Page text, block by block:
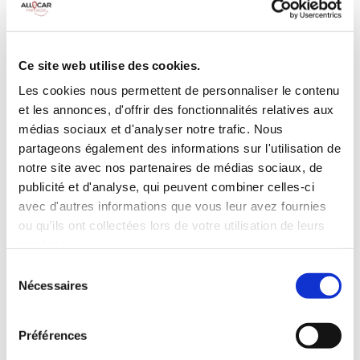
Ce site web utilise des cookies.
Les cookies nous permettent de personnaliser le contenu
et les annonces, d'offrir des fonctionnalités relatives aux
médias sociaux et d'analyser notre trafic. Nous
partageons également des informations sur l'utilisation de
notre site avec nos partenaires de médias sociaux, de
publicité et d'analyse, qui peuvent combiner celles-ci
avec d'autres informations que vous leur avez fournies
ou qu'ils ont collectées lors de votre utilisation de leurs
Nécessaires
Préférences
Galerie de toit Habillage Bois
Camera de recul
Cloison de
INCLUS À LA LOCATION
Killométrage illimité
Assurance tous risques (hors franchise)
Carburant : plein à rendre plein
CONDITIONS DE LOCATION
Age minimum :20 ans